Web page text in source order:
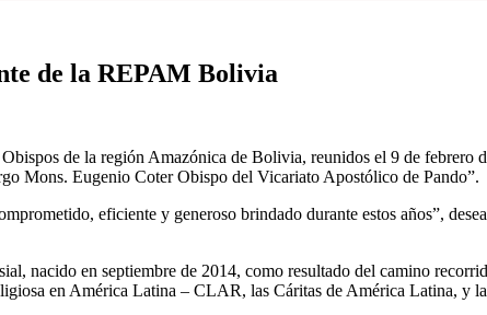
de la REPAM Bolivia
de la región Amazónica de Bolivia, reunidos el 9 de febrero
Mons. Eugenio Coter Obispo del Vicariato Apostólico de Pando”.
eficiente y generoso brindado durante estos años”,
nacido en septiembre de 2014, como resultado del camino
en América Latina – CLAR, las Cáritas de América Latina, y